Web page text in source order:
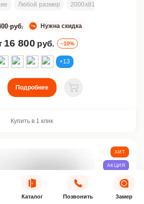
Любой размер 2000х810 мм
Нужна скидка
руб.
16 800 руб. –10%
+13
Подробнее
В корзину
Купить в 1 клик
ХИТ
АКЦИЯ
Каталог Позвонить Замер